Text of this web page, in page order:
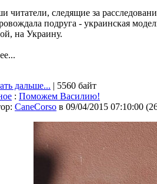
читатели, следящие за
подруга - украинская
на Украину.
дальше... | 5560 байт
: Поможем Василию!
CaneCorso в 09/04/2015 07:10:00 (